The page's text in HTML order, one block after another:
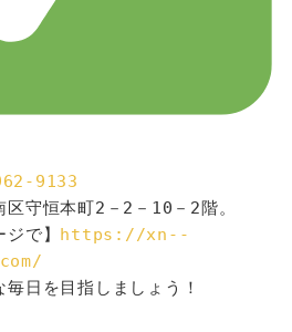
9133
守恒本町2－2－10－2階。
で】 https://xn--
日を目指しましょう！